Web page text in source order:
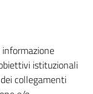
istituzionali
collegamenti